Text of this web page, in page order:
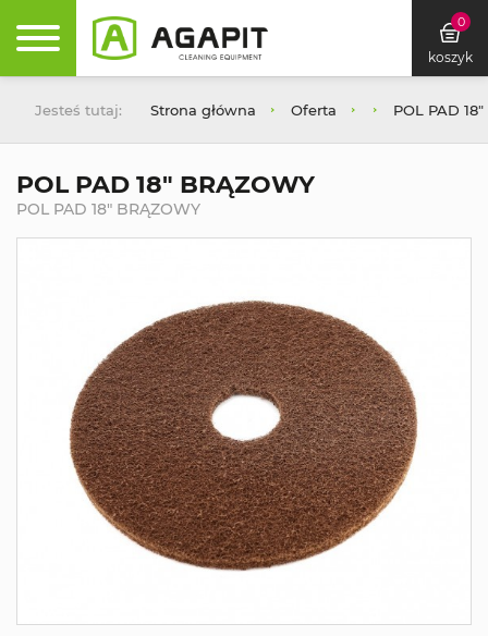
0
koszyk
Jesteś tutaj: Strona główna Oferta POL PAD
POL PAD 18" BRĄZOWY
POL PAD 18" BRĄZOWY